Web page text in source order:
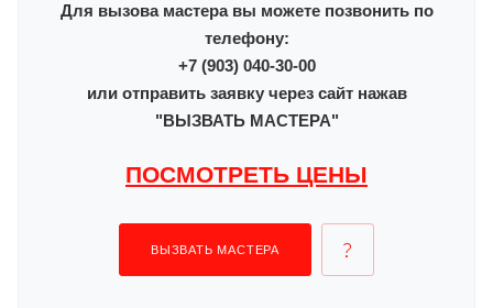
Для вызова мастера вы можете позвонить по
телефону:
+7 (903) 040-30-00
или отправить заявку через сайт нажав
"ВЫЗВАТЬ МАСТЕРА"
ПОСМОТРЕТЬ ЦЕНЫ
ВЫЗВАТЬ МАСТЕРА